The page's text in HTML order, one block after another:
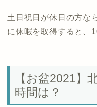
土日祝日が休日の方な
に休暇を取得すると、
【お盆2021】
時間は？